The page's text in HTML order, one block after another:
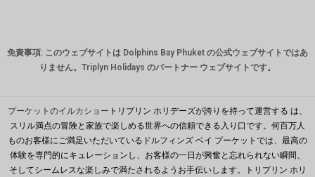
オースト
ラリアド
韓国ウォ
ン
人民元
台湾
免責事項: このウェブサイトは Dolphins Bay Phuket の公式ウェブサイトではあ
りません。Triplyn Holidays のパートナー ウェブサイトです。
プーケットのイルカショー トリプリン ホリデーズが誇りを持って運営する は、
スリル満点の冒険と家族で楽しめる世界への信頼できる入り口です。何百万人
ものお客様にご満足いただいているドルフィンズ ベイ プーケットでは、最高の
体験を専門的にキュレーションし、お客様の一日が興奮と忘れられない瞬間、
そしてシームレスな楽しみで満たされるようお手伝いします。トリプリン ホリ